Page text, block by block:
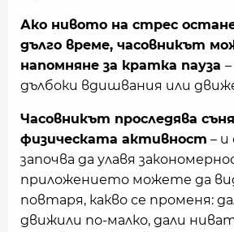
Ако нивото на стрес остане
дълго време, часовникът
напомняне за кратка пауза
дълбоки вдишвания или
Часовникът проследява
физическата активност –
започва да улавя
приложението можете да
повтаря, какво се променя:
движили по-малко, дали